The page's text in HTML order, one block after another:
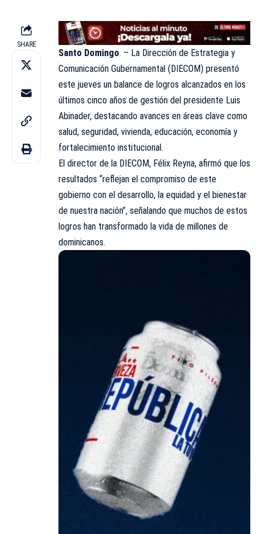
SHARE
Santo Domingo. – La Dirección de Estrategia y
Comunicación Gubernamental (DIECOM) presentó
este jueves un balance de logros alcanzados en los
últimos cinco años de gestión del presidente Luis
Abinader, destacando avances en áreas clave como
salud, seguridad, vivienda, educación, economía y
fortalecimiento institucional.
El director de la DIECOM, Félix Reyna, afirmó que los
resultados “reflejan el compromiso de este
gobierno con el desarrollo, la equidad y el bienestar
de nuestra nación”, señalando que muchos de estos
logros han transformado la vida de millones de
dominicanos.